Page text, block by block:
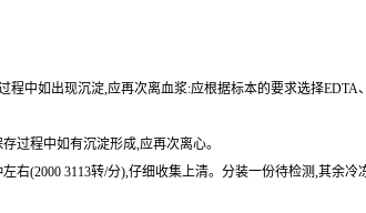
中如出现沉淀,应再次离血浆:应根据标本的要求选择
过程中如有沉淀形成,应再次离心。
右(2000 3113转/分),仔细收集上清。分装一份待检测,其余